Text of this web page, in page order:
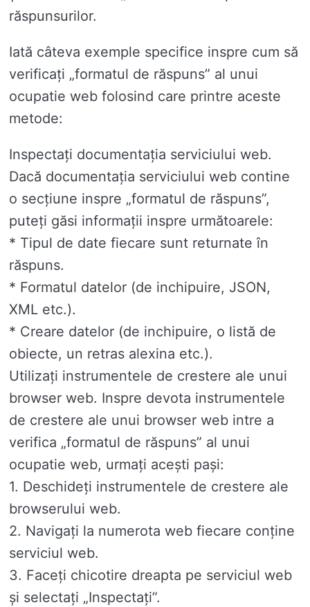
răspunsurilor.
Iată câteva exemple specifice inspre cum să
verificați „formatul de răspuns” al unui
ocupatie web folosind care printre aceste
metode:
Inspectați documentația serviciului web.
Dacă documentația serviciului web contine
o secțiune inspre „formatul de răspuns”,
puteți găsi informații inspre următoarele:
* Tipul de date fiecare sunt returnate în
răspuns.
* Formatul datelor (de inchipuire, JSON,
XML etc.).
* Creare datelor (de inchipuire, o listă de
obiecte, un retras alexina etc.).
Utilizați instrumentele de crestere ale unui
browser web. Inspre devota instrumentele
de crestere ale unui browser web intre a
verifica „formatul de răspuns” al unui
ocupatie web, urmați acești pași:
1. Deschideți instrumentele de crestere ale
browserului web.
2. Navigați la numerota web fiecare conține
serviciul web.
3. Faceți chicotire dreapta pe serviciul web
și selectați „Inspectați”.